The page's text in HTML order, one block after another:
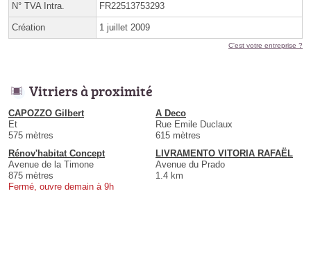
N° TVA Intra. FR22513753293
Création 1 juillet 2009
C'est votre entreprise ?
Vitriers à proximité
CAPOZZO Gilbert
Et
575 mètres
A Deco
Rue Emile Duclaux
615 mètres
Rénov'habitat Concept
Avenue de la Timone
875 mètres
Fermé, ouvre demain à 9h
LIVRAMENTO VITORIA RAFAËL
Avenue du Prado
1.4 km